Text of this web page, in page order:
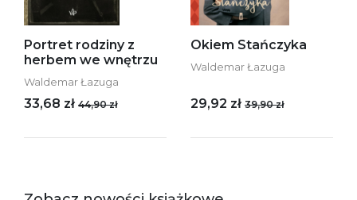
Portret rodziny z
herbem we wnętrzu
Waldemar Łazuga
33,68 zł 44,90 zł
Okiem Stańczyka
Waldemar Łazuga
29,92 zł 39,90 zł